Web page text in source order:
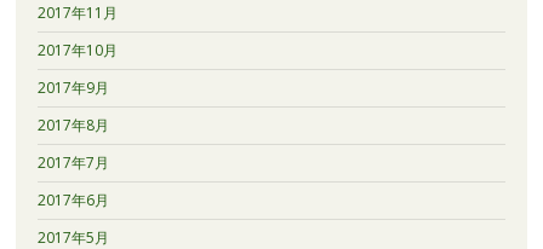
2017年11月
2017年10月
2017年9月
2017年8月
2017年7月
2017年6月
2017年5月